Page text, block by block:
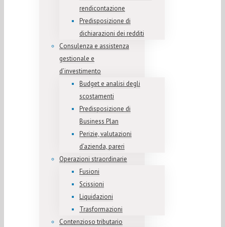
rendicontazione
Predisposizione di
dichiarazioni dei redditi
Consulenza e assistenza
gestionale e
d’investimento
Budget e analisi degli
scostamenti
Predisposizione di
Business Plan
Perizie, valutazioni
d’azienda, pareri
Operazioni straordinarie
Fusioni
Scissioni
Liquidazioni
Trasformazioni
Contenzioso tributario